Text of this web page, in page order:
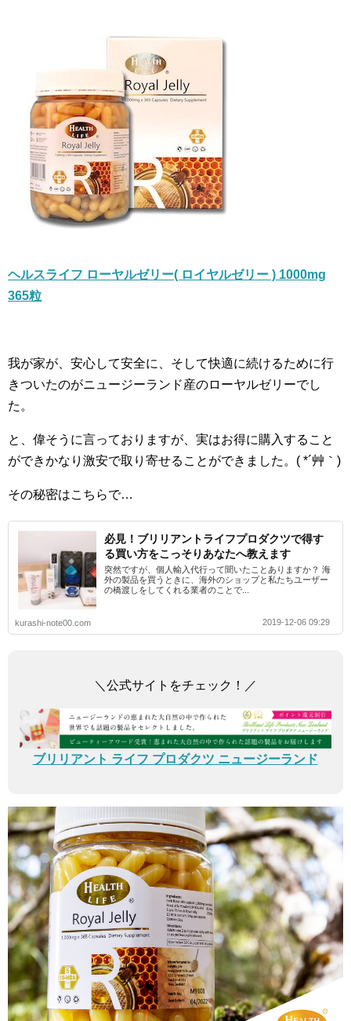
ヘルスライフ ローヤルゼリー( ロイヤルゼリー ) 1000mg
365粒
我が家が、安心して安全に、そして快適に続けるために行
きついたのがニュージーランド産のローヤルゼリーでし
た。
と、偉そうに言っておりますが、実はお得に購入すること
ができかなり激安で取り寄せることができました。( *´艸｀)
その秘密はこちらで…
必見！ブリリアントライフプロダクツで得す
る買い方をこっそりあなたへ教えます
突然ですが、個人輸入代行って聞いたことありますか？ 海
外の製品を買うときに、海外のショップと私たちユーザー
の橋渡しをしてくれる業者のことで...
kurashi-note00.com 2019-12-06 09:29
＼公式サイトをチェック！／
ブリリアント ライフ プロダクツ ニュージーランド